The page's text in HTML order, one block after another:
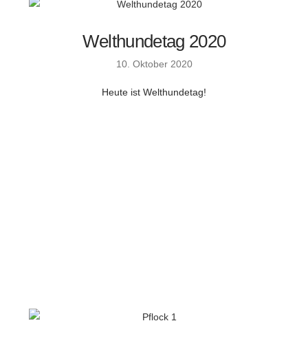
Welthundetag 2020
10. Oktober 2020
Heute ist Welthundetag!